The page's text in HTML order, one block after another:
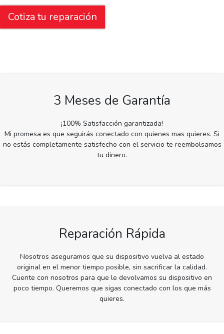
Cotiza tu reparación
3 Meses de Garantía
¡100% Satisfacción garantizada!
Mi promesa es que seguirás conectado con quienes mas quieres. Si
no estás completamente satisfecho con el servicio te reembolsamos
tu dinero.
Reparación Rápida
Nosotros aseguramos que su dispositivo vuelva al estado
original en el menor tiempo posible, sin sacrificar la calidad.
Cuente con nosotros para que le devolvamos su dispositivo en
poco tiempo. Queremos que sigas conectado con los que más
quieres.